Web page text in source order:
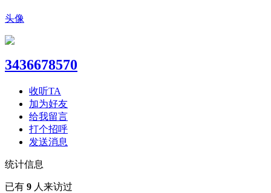
头像
3436678570
收听TA
加为好友
给我留言
打个招呼
发送消息
统计信息
已有 9 人来访过